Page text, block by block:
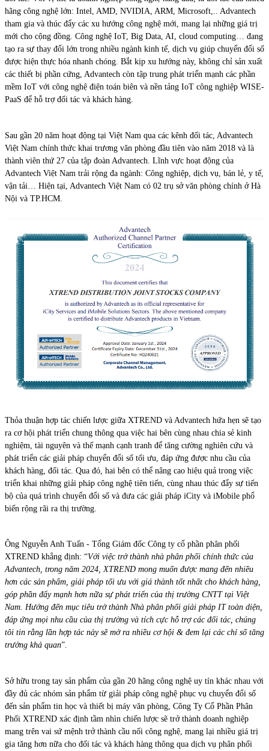
hãng công nghệ lớn: Intel, AMD, NVIDIA, ARM, Microsoft,.. Advantech
tham gia và thúc đẩy các xu hướng công nghệ mới, mang lại những giá trị
mới cho cộng đồng. Công nghệ IoT, Big Data, AI, cloud computing… đang
tạo ra sự thay đổi lớn trong nhiều ngành kinh tế, dịch vụ giúp chuyển đổi số
được hiện thực hóa nhanh chóng. Bắt kịp xu hướng này, không chỉ sản xuất
các thiết bị phần cứng, Advantech còn tập trung phát triển mạnh các phần
mềm IoT với công nghệ điện toán biên và nền tảng IoT công nghiệp WISE-
PaaS để hỗ trợ đối tác và khách hàng.
Sau gần 20 năm hoạt động tại Việt Nam qua các kênh đối tác, Advantech
Việt Nam chính thức khai trương văn phòng đầu tiên vào năm 2018 và là
thành viên thứ 27 của tập đoàn Advantech. Lĩnh vực hoạt động của
Advantech Việt Nam trải rộng đa ngành: Công nghiệp, dịch vụ, bán lẻ, y tế,
vận tải… Hiện tại, Advantech Việt Nam có 02 trụ sở văn phòng chính ở Hà
Nội và TP.HCM.
Thỏa thuận hợp tác chiến lược giữa XTREND và Advantech hứa hẹn sẽ tạo
ra cơ hội phát triển chung thông qua việc hai bên cùng nhau chia sẻ kinh
nghiệm, tài nguyên và thế mạnh cạnh tranh để tăng cường nghiên cứu và
phát triển các giải pháp chuyển đổi số tối ưu, đáp ứng được nhu cầu của
khách hàng, đối tác. Qua đó, hai bên có thể nâng cao hiệu quả trong việc
triển khai những giải pháp công nghệ tiên tiến, cùng nhau thúc đẩy sự tiến
bộ của quá trình chuyển đổi số và đưa các giải pháp iCity và iMobile phổ
biến rộng rãi ra thị trường.
Ông Nguyễn Anh Tuấn - Tổng Giám đốc Công ty cổ phần phân phối
XTREND khẳng định: “Với việc trở thành nhà phân phối chính thức của
Advantech, trong năm 2024, XTREND mong muốn được mang đến nhiều
hơn các sản phẩm, giải pháp tối ưu với giá thành tốt nhất cho khách hàng,
góp phần đẩy mạnh hơn nữa sự phát triển của thị trường CNTT tại Việt
Nam. Hướng đến mục tiêu trở thành Nhà phân phối giải pháp IT toàn diện,
đáp ứng mọi nhu cầu của thị trường và tích cực hỗ trợ các đối tác, chúng
tôi tin rằng lần hợp tác này sẽ mở ra nhiều cơ hội & đem lại các chỉ số tăng
trưởng khả quan”.
Sở hữu trong tay sản phẩm của gần 20 hãng công nghệ uy tín khác nhau với
đầy đủ các nhóm sản phẩm từ giải pháp công nghệ phục vụ chuyển đổi số
đến sản phẩm tin học và thiết bị máy văn phòng, Công Ty Cổ Phần Phân
Phối XTREND xác định tầm nhìn chiến lược sẽ trở thành doanh nghiệp
mang trên vai sứ mệnh trở thành cầu nối công nghệ, mang lại nhiều giá trị
gia tăng hơn nữa cho đối tác và khách hàng thông qua dịch vụ phân phối